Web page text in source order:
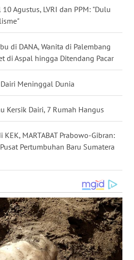
Agustus, LVRI dan PPM: "Dulu
di DANA, Wanita di Palembang
di Aspal hingga Ditendang Pacar
Meninggal Dunia
Kersik Dairi, 7 Rumah Hangus
KEK, MARTABAT Prabowo-Gibran:
Pertumbuhan Baru Sumatera